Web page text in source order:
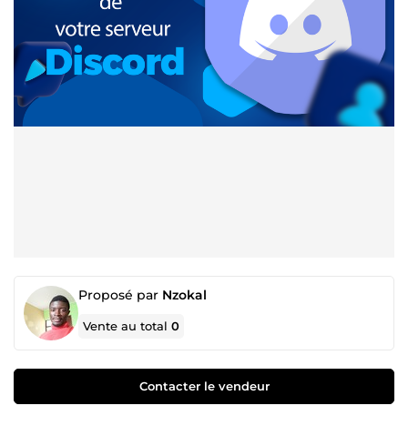
Proposé par Nzokal
Vente au total0
Contacter le vendeur